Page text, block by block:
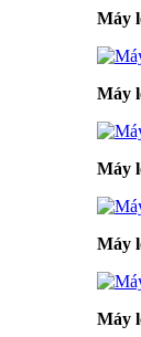
Máy
Máy
Máy
Máy
Máy